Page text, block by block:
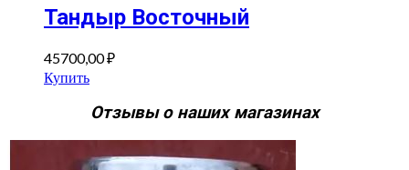
Тандыр Восточный
45700,00₽
Купить
Отзывы о наших магазинах